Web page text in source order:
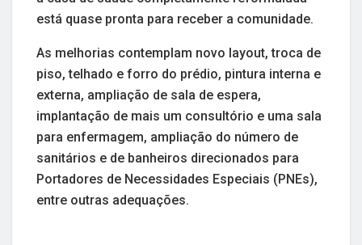
está quase pronta para receber a comunidade.
As melhorias contemplam novo layout, troca de
piso, telhado e forro do prédio, pintura interna e
externa, ampliação de sala de espera,
implantação de mais um consultório e uma sala
para enfermagem, ampliação do número de
sanitários e de banheiros direcionados para
Portadores de Necessidades Especiais (PNEs),
entre outras adequações.